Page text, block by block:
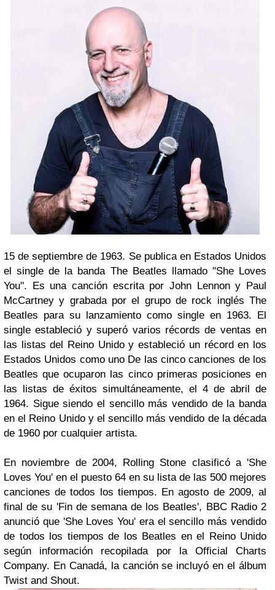
15 de septiembre de 1963. Se publica en Estados Unidos
el single de la banda The Beatles llamado ''She Loves
You''. Es una canción escrita por John Lennon y Paul
McCartney y grabada por el grupo de rock inglés The
Beatles para su lanzamiento como single en 1963. El
single estableció y superó varios récords de ventas en
las listas del Reino Unido y estableció un récord en los
Estados Unidos como uno De las cinco canciones de los
Beatles que ocuparon las cinco primeras posiciones en
las listas de éxitos simultáneamente, el 4 de abril de
1964. Sigue siendo el sencillo más vendido de la banda
en el Reino Unido y el sencillo más vendido de la década
de 1960 por cualquier artista.
En noviembre de 2004, Rolling Stone clasificó a 'She
Loves You' en el puesto 64 en su lista de las 500 mejores
canciones de todos los tiempos. En agosto de 2009, al
final de su 'Fin de semana de los Beatles', BBC Radio 2
anunció que 'She Loves You' era el sencillo más vendido
de todos los tiempos de los Beatles en el Reino Unido
según información recopilada por la Official Charts
Company. En Canadá, la canción se incluyó en el álbum
Twist and Shout.